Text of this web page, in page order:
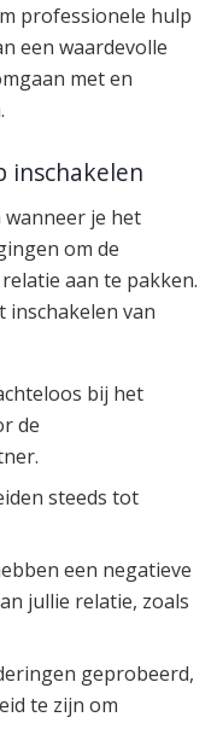
professionele hulp
een waardevolle
met en
inschakelen
je het
om de
aan te pakken.
inschakelen van
bij het
de
steeds tot
een negatieve
jullie relatie, zoals
geprobeerd,
te zijn om